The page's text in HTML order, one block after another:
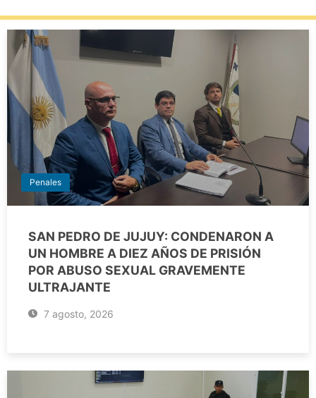
Penales
SAN PEDRO DE JUJUY: CONDENARON A
UN HOMBRE A DIEZ AÑOS DE PRISIÓN
POR ABUSO SEXUAL GRAVEMENTE
ULTRAJANTE
7 agosto, 2026